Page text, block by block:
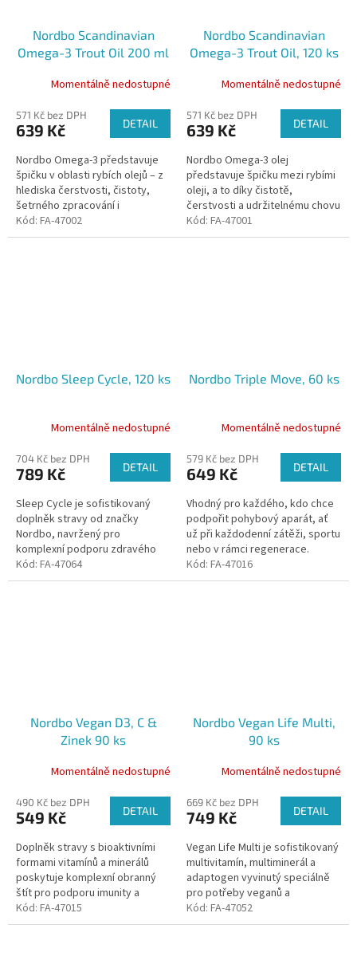
Nordbo Scandinavian
Omega-3 Trout Oil 200 ml
Momentálně nedostupné
571 Kč bez DPH
639 Kč DETAIL
Nordbo Omega-3 představuje
špičku v oblasti rybích olejů – z
hlediska čerstvosti, čistoty,
šetrného zpracování i
ekologické stopy.
Kód: FA-47002
Nordbo Scandinavian
Omega-3 Trout Oil, 120 ks
Momentálně nedostupné
571 Kč bez DPH
639 Kč DETAIL
Nordbo Omega-3 olej
představuje špičku mezi rybími
oleji, a to díky čistotě,
čerstvosti a udržitelnému chovu
ryb.
Kód: FA-47001
Nordbo Sleep Cycle, 120 ks
Momentálně nedostupné
704 Kč bez DPH
789 Kč DETAIL
Sleep Cycle je sofistikovaný
doplněk stravy od značky
Nordbo, navržený pro
komplexní podporu zdravého
spánku.
Kód: FA-47064
Nordbo Triple Move, 60 ks
Momentálně nedostupné
579 Kč bez DPH
649 Kč DETAIL
Vhodný pro každého, kdo chce
podpořit pohybový aparát, ať
už při každodenní zátěži, sportu
nebo v rámci regenerace.
Kód: FA-47016
Nordbo Vegan D3, C &
Zinek 90 ks
Momentálně nedostupné
490 Kč bez DPH
549 Kč DETAIL
Doplněk stravy s bioaktivními
formami vitamínů a minerálů
poskytuje komplexní obranný
štít pro podporu imunity a
celkového zdraví.
Kód: FA-47015
Nordbo Vegan Life Multi,
90 ks
Momentálně nedostupné
669 Kč bez DPH
749 Kč DETAIL
Vegan Life Multi je sofistikovaný
multivitamín, multiminerál a
adaptogen vyvinutý speciálně
pro potřeby veganů a
vegetariánů.
Kód: FA-47052